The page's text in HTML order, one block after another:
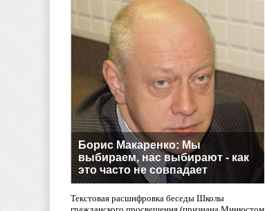
Борис Макаренко: Мы
выбираем, нас выбирают - как
это часто не совпадает
Текстовая расшифровка беседы Школы